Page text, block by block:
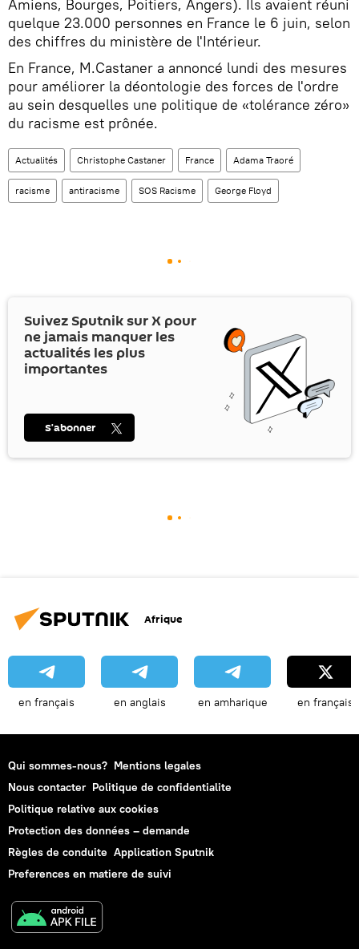
Amiens, Bourges, Poitiers, Angers). Ils avaient réuni
quelque 23.000 personnes en France le 6 juin, selon
des chiffres du ministère de l'Intérieur.
En France, M.Castaner a annoncé lundi des mesures
pour améliorer la déontologie des forces de l'ordre
au sein desquelles une politique de «tolérance zéro»
du racisme est prônée.
Actualités Christophe Castaner France Adama Traoré
racisme antiracisme SOS Racisme George Floyd
Suivez Sputnik surX pour
ne jamais manquer les
actualités les plus
importantes
S’abonner
Afrique
en français en anglais en amharique en français
Qui sommes-nous? Mentions legales
Nous contacter Politique de confidentialite
Politique relative aux cookies
Protection des données – demande
Règles de conduite Application Sputnik
Preferences en matiere de suivi